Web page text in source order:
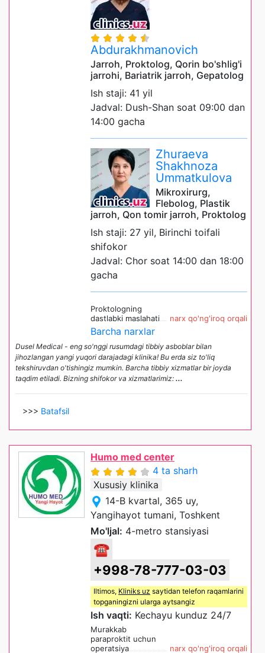
Abdurakhmanovich
Jarroh, Proktolog, Qorin bo'shlig'i
jarrohi, Bariatrik jarroh, Gepatolog
Ish staji: 41 yil
Jadval: Dush-Shan soat 09:00 dan
14:00 gacha
Zhuraeva
Shakhnoza
Ummatkulova
Mikroxirurg,
Flebolog, Plastik
jarroh, Qon tomir jarroh, Proktolog
Ish staji: 27 yil, Birinchi toifali
shifokor
Jadval: Chor soat 14:00 dan 18:00
gacha
Proktologning
dastlabki maslahati
narx qo'ng'iroq orqali
Barcha narxlar
Dusel Medical - eng so'nggi rusumdagi tibbiy asboblar bilan
jihozlangan yangi yuqori darajadagi klinika! Bu erda siz to'liq
tekshiruvdan o'tishingiz mumkin. Barcha tibbiy xizmatlar bir joyda
taqdim etiladi. Bizning shifokor va xizmatlarimiz: ...
>>> Batafsil
Humo med center
4 ta sharh
Xususiy klinika
14-B kvartal, 365 uy,
Yangihayot tumani, Toshkent
Mo'ljal: 4-metro stansiyasi
☎
+998-78-777-03-03
Iltimos, Kliniks uz saytidan telefon raqamlarini
topganingizni ularga aytsangiz
Ish vaqti: Kechayu kunduz 24/7
Murakkab
paraproktit uchun
operatsiya
narx qo'ng'iroq orqali